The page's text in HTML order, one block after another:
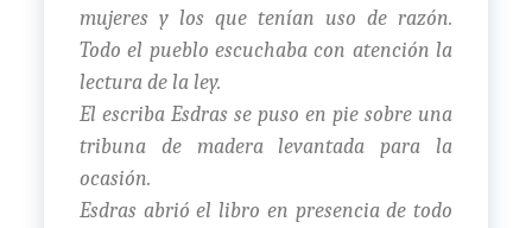
mujeres y los que tenían uso de razón.
Todo el pueblo escuchaba con atención la
lectura de la ley.
El escriba Esdras se puso en pie sobre una
tribuna de madera levantada para la
ocasión.
Esdras abrió el libro en presencia de todo